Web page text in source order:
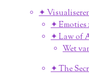
✦
✦ Emoties
✦ Law of
Wet
✦ The